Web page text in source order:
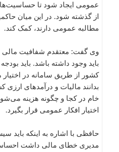
عمومی ایجاد شود تا
از گذشته شود. در این میان
مطالبه عمومی دارند، کمک کند.
وی گفت: معتقدم شفافیت مالی
باید وجود داشته باشد. باید
کشور از طریق سامانه در اختیار
بدانند مالیات و درآمدهای
خام در کجا و چگونه هزینه
اختیار افکار عمومی قرار بگیرد.
حافظی با اشاره به اینکه باید
مدیری خطای مالی داشت احساس